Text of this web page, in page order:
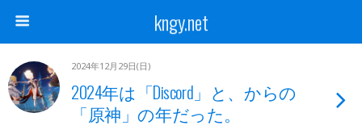
kngy.net
2024年12月29日(日)
2024年は「Discord」と、からの
「原神」の年だった。